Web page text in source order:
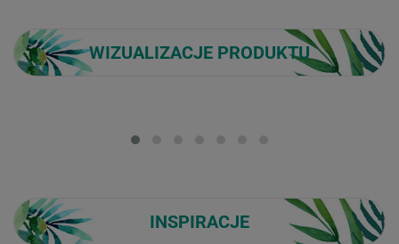
WIZUALIZACJE PRODUKTU
INSPIRACJE